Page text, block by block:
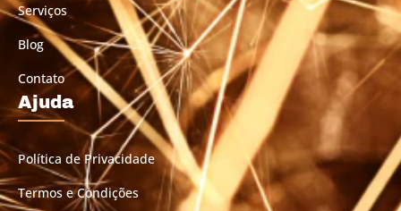
Serviços
Blog
Contato
Ajuda
Política de Privacidade
Termos e Condições